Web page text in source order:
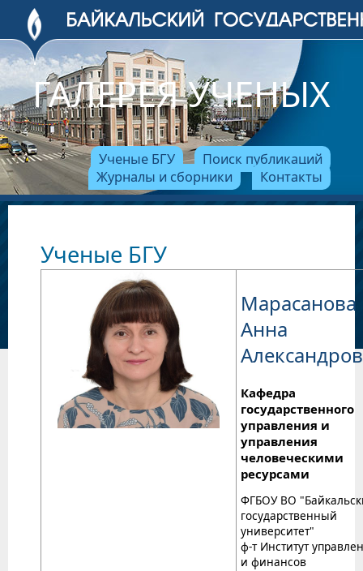
ГАЛЕРЕЯ УЧЕНЫХ
Ученые БГУ
Поиск публикаций
Журналы и сборники
Контакты
Ученые БГУ
Марасанова
Анна
Кафедра
государственного
управления и
управления
человеческими
ресурсами
ФГБОУ ВО
государственный
университет"
ф-т Институт
и финансов